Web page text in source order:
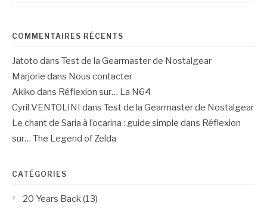
COMMENTAIRES RÉCENTS
Jatoto dans Test de la Gearmaster de Nostalgear
Marjorie dans Nous contacter
Akiko dans Réflexion sur… La N64
Cyril VENTOLINI
dans Test de la Gearmaster de Nostalgear
Le chant de Saria à l’ocarina : guide simple dans Réflexion
sur… The Legend of Zelda
CATÉGORIES
20 Years Back(13)